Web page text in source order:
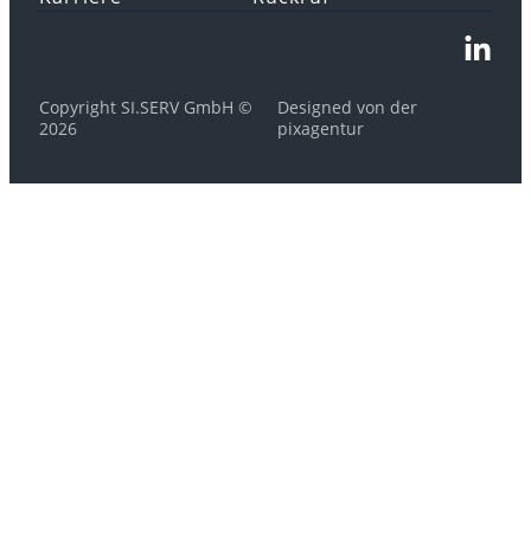
Copyright SI.SERV GmbH ©
2026
Designed von der
pixagentur